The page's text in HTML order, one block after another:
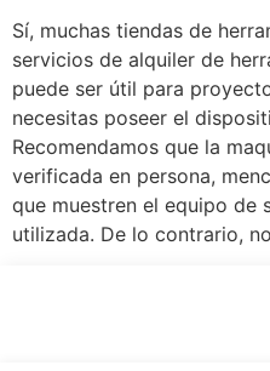
Sí, muchas tiendas de
servicios de alquiler de
puede ser útil para
necesitas poseer el
Recomendamos que la
verificada en persona,
que muestren el equipo de
utilizada. De lo contrario,